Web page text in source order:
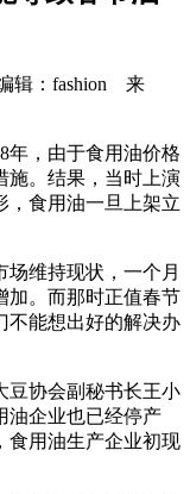
辑：fashion 来
，由于食用油价格
施。结果，当时上演
，食用油一旦上架立
维持现状，一个月
加。而那时正值春节
不能想出好的解决办
协会副秘书长王小
油企业也已经停产
食用油生产企业初现